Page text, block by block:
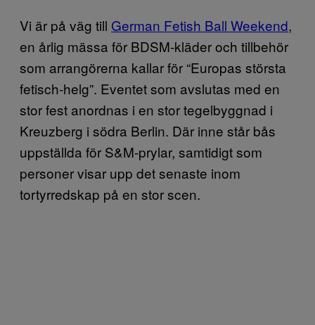
Vi är på väg till German Fetish Ball Weekend,
en årlig mässa för BDSM-kläder och tillbehör
som arrangörerna kallar för “Europas största
fetisch-helg”. Eventet som avslutas med en
stor fest anordnas i en stor tegelbyggnad i
Kreuzberg i södra Berlin. Där inne står bås
uppställda för S&M-prylar, samtidigt som
personer visar upp det senaste inom
tortyrredskap på en stor scen.